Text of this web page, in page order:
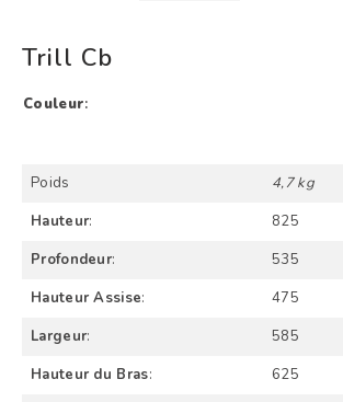
Trill Cb
Couleur:
Poids
4,7 kg
Hauteur:
825
Profondeur:
535
Hauteur Assise:
475
Largeur:
585
Hauteur du Bras:
625